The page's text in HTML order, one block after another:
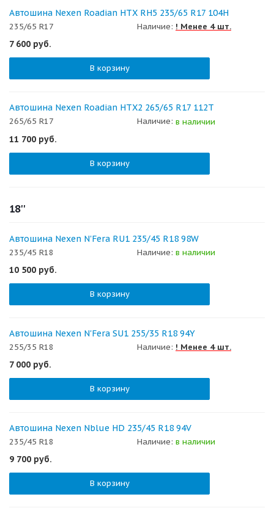
Автошина Nexen Roadian HTX RH5 235/65 R17 104H
235/65 R17 Наличие: ! Менее 4 шт.
7 600 руб.
В корзину
Автошина Nexen Roadian HTX2 265/65 R17 112T
265/65 R17 Наличие: в наличии
11 700 руб.
В корзину
18''
Автошина Nexen N'Fera RU1 235/45 R18 98W
235/45 R18 Наличие: в наличии
10 500 руб.
В корзину
Автошина Nexen N'Fera SU1 255/35 R18 94Y
255/35 R18 Наличие: ! Менее 4 шт.
7 000 руб.
В корзину
Автошина Nexen Nblue HD 235/45 R18 94V
235/45 R18 Наличие: в наличии
9 700 руб.
В корзину